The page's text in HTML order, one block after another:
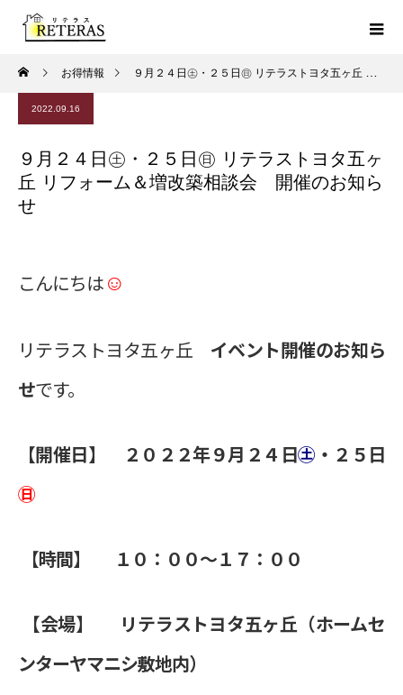
お得情報 ９月２４日㊏・２５日㊐ リテラストヨタ五ヶ丘 リフォーム＆増改築相談会 開催のお知らせ
2022.09.16
９月２４日㊏・２５日㊐ リテラストヨタ五ヶ
丘 リフォーム＆増改築相談会 開催のお知ら
せ
こんにちは☺
リテラストヨタ五ヶ丘 イベント開催のお知ら
せです。
【開催日】 ２０２２年９月２４日㊏ ・２５日
㊐
【時間】 １０：００～１７：００
【会場】 リテラストヨタ五ヶ丘（ホームセ
ンターヤマニシ敷地内）